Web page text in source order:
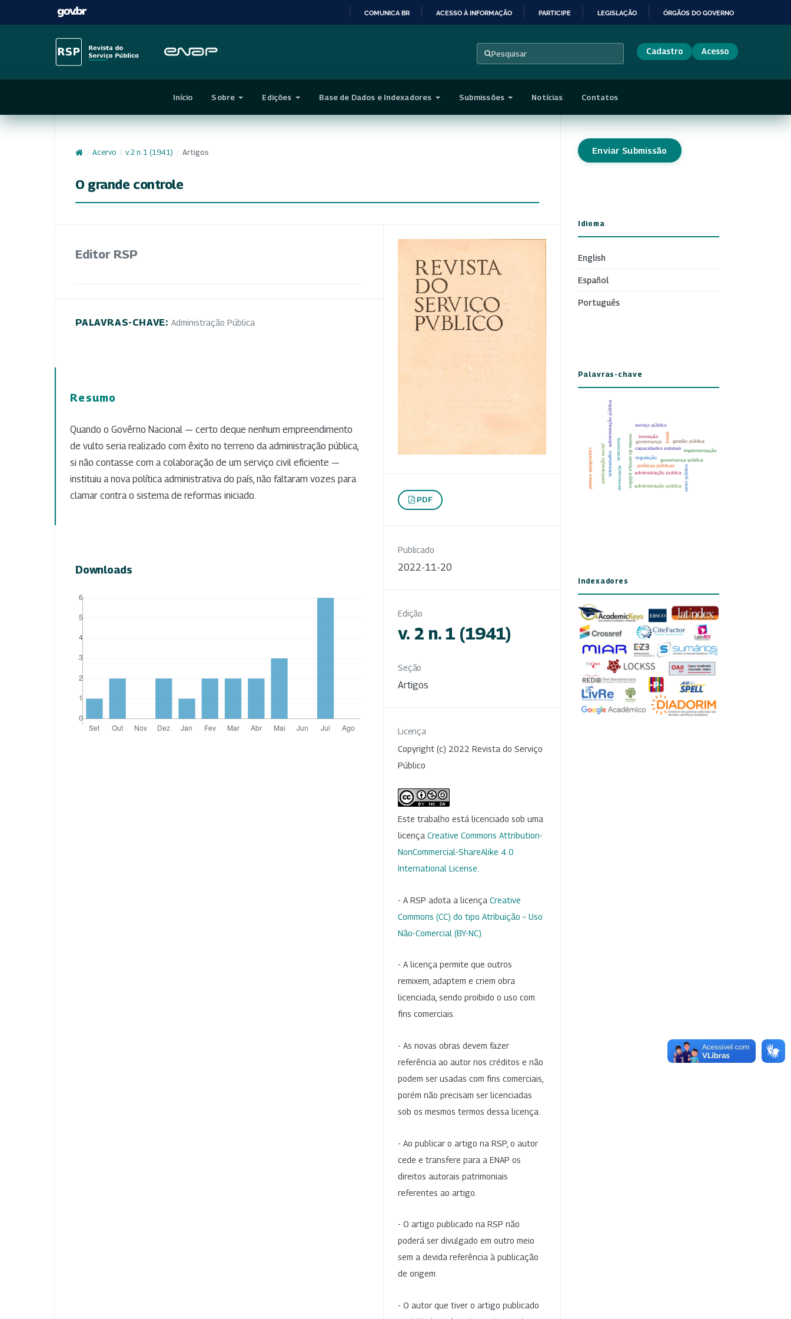
CONTEÚDO
COMUNICA BR ACESSO À INFORMAÇÃO PARTICIPE LEGISLAÇÃO ÓRGÃOS DO GOVERNO
Pesquisar Cadastro Acesso
Início Sobre Edições Base de Dados e Indexadores Submissões Notícias Contatos
/ Acervo / v. 2 n. 1 (1941) / Artigos
O grande controle
Editor RSP
PALAVRAS-CHAVE: Administração Pública
Resumo
Quando o Govêrno Nacional — certo deque nenhum empreendimento
de vulto seria realizado com êxito no terreno da administração pública,
si não contasse com a colaboração de um serviço civil eficiente —
instituiu a nova política administrativa do país, não faltaram vozes para
clamar contra o sistema de reformas iniciado.
Downloads
PDF
Publicado
2022-11-20
Edição
v. 2 n. 1 (1941)
Seção
Artigos
Licença
Copyright (c) 2022 Revista do Serviço
Público
Este trabalho está licenciado sob uma
licença Creative Commons Attribution-
NonCommercial-ShareAlike 4.0
International License
- A RSP adota a licença Creative
Commons (CC) do tipo Atribuição – Uso
Não-Comercial (BY-NC)
- A licença permite que outros
remixem, adaptem e criem obra
licenciada, sendo proibido o uso com
fins comerciais.
- As novas obras devem fazer
referência ao autor nos créditos e não
podem ser usadas com fins comerciais,
porém não precisam ser licenciadas
sob os mesmos termos dessa licença.
- Ao publicar o artigo na RSP, o autor
cede e transfere para a ENAP os
direitos autorais patrimoniais
referentes ao artigo.
- O artigo publicado na RSP não
poderá ser divulgado em outro meio
sem a devida referência à publicação
de origem.
- O autor que tiver o artigo publicado
Enviar Submissão
Idioma
English
Español
Português
Palavras-chave
Indexadores